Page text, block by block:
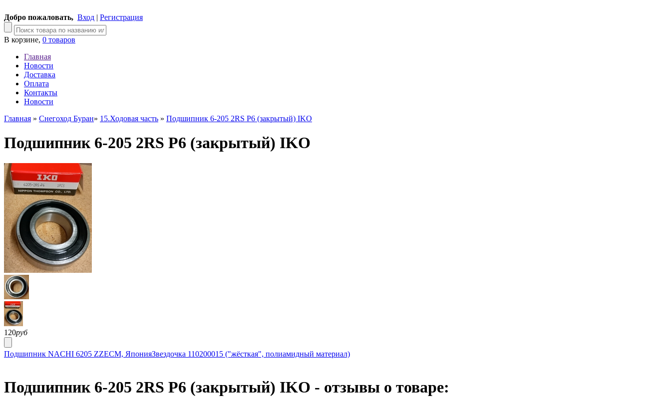
Добро пожаловать, Вход | Регистрация
В корзине, 0 товаров
Главная
Новости
Доставка
Оплата
Контакты
Новости
Главная » Снегоход Буран» 15.Ходовая часть » Подшипник 6-205 2RS P6 (закрытый) IKO
Подшипник 6-205 2RS P6 (закрытый) IKO
120руб
Подшипник NACHI 6205 ZZECM, ЯпонияЗвездочка 110200015 ("жёсткая", полиамидный материал)
Подшипник 6-205 2RS P6 (закрытый) IKO - отзывы о товаре: